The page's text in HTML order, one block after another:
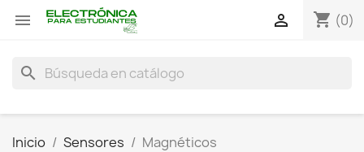
 shopping_cart (0)

search
Inicio Sensores Magnéticos